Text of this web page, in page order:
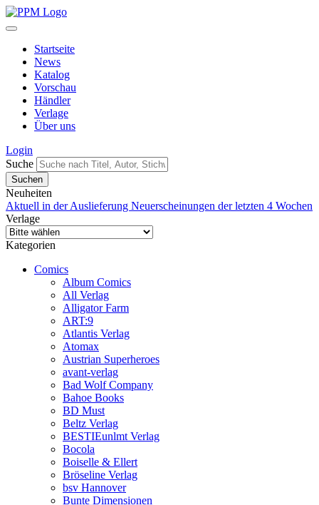
Startseite
News
Katalog
Vorschau
Händler
Verlage
Über uns
Login
Suche
Neuheiten
Aktuell in der Auslieferung Neuerscheinungen der letzten 4 Wochen
Verlage
Kategorien
Comics
Album Comics
All Verlag
Alligator Farm
ART:9
Atlantis Verlag
Atomax
Austrian Superheroes
avant-verlag
Bad Wolf Company
Bahoe Books
BD Must
Beltz Verlag
BESTIEunlmt Verlag
Bocola
Boiselle & Ellert
Bröseline Verlag
bsv Hannover
Bunte Dimensionen